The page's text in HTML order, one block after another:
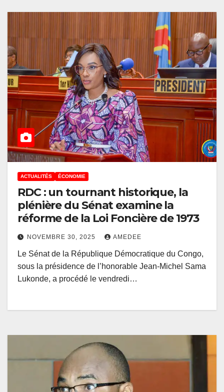
ACTUALITÉS ÉCONOMIE
RDC : un tournant historique, la
plénière du Sénat examine la
réforme de la Loi Foncière de 1973
NOVEMBRE 30, 2025 AMEDEE
Le Sénat de la République Démocratique du Congo,
sous la présidence de l’honorable Jean-Michel Sama
Lukonde, a procédé le vendredi…